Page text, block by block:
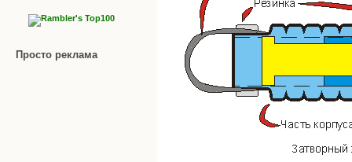
Просто реклама